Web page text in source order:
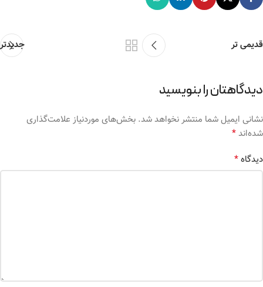
جدیدتر قدیمی تر
دیدگاهتان را بنویسید
نشانی ایمیل شما منتشر نخواهد شد. بخش‌های موردنیاز علامت‌گذاری
شده‌اند*
دیدگاه*